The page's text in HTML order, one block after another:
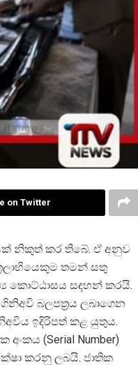
on Twitter
නිකුත් කර තිබේ. ඒ අනුව
රලාභියෙකුම තමන් සතු
ය කොට්ඨාසය සඳහන් කරයි.
ගිනිඅවි බලපත්රය ලබාගෙන
ඉදිරිපත් කළ යුතුය.
අංකය (Serial Number)
කරනු ලබයි. ජාතික